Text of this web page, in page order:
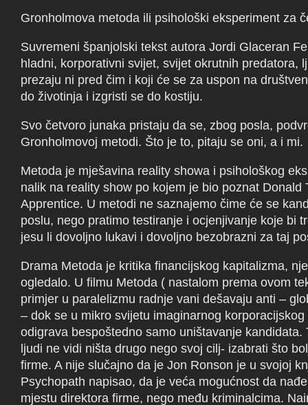
Gronholmova metoda ili psihološki eksperiment za
Suvremeni španjolski tekst autora Jordi Glaceran
hladni, korporativni svijet, svijet okrutnih predatora,
prezaju ni pred čim i koji će se za uspon na
do životinja i izgristi se do kostiju.
Svo četvoro junaka pristaju da se, zbog posla,
Gronholmovoj metodi. Što je to, pitaju se oni, a i mi.
Metoda je mješavina reality showa i psihološkog
nalik na reality show po kojem je bio poznat Donald
Apprentice. U metodi ne saznajemo čime će se
poslu, nego pratimo testiranje i ocjenjivanje koje bi
jesu li dovoljno lukavi i dovoljno bezobrazni za taj
Drama Metoda je kritika financijskog kapitalizma,
ogledalo. U filmu Metoda ( nastalom prema ovom
primjer u paralelizmu radnje vani dešavaju anti –
– dok se u mikro svijetu imaginarnog
odigrava bespoštedno samo uništavanje kandidata.
ljudi ne vidi ništa drugo nego svoj cilj- izabrati što
firme. A nije slučajno da je Jon Ronson je u svojoj
Psychopath napisao, da je veća mogućnost da
mjestu direktora firme, nego među kriminalcima.